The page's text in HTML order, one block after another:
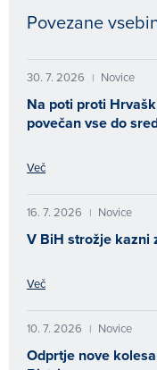
Povezane
30. 7. 2026 | Novice
Na poti proti
povečan vse do
Več
16. 7. 2026 | Novice
V BiH strožje kazni
Več
10. 7. 2026 | Novice
Odprtje nove